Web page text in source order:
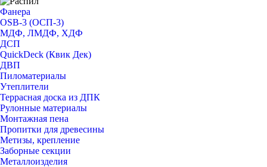
Фанера
OSB-3 (ОСП-3)
МДФ, ЛМДФ, ХДФ
ДСП
QuickDeck (Квик Дек)
ДВП
Пиломатериалы
Утеплители
Террасная доска из ДПК
Рулонные материалы
Монтажная пена
Пропитки для древесины
Метизы, крепление
Заборные секции
Металлоизделия